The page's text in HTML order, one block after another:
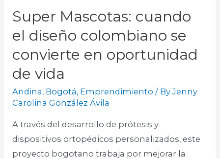
Super Mascotas: cuando
el diseño colombiano se
convierte en oportunidad
de vida
Andina, Bogotá, Emprendimiento / ByJenny
Carolina González Ávila
A través del desarrollo de prótesis y
dispositivos ortopédicos personalizados, este
proyecto bogotano trabaja por mejorar la